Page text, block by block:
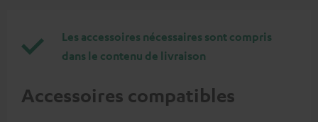
Les accessoires nécessaires sont compris
dans le contenu de livraison
Accessoires compatibles